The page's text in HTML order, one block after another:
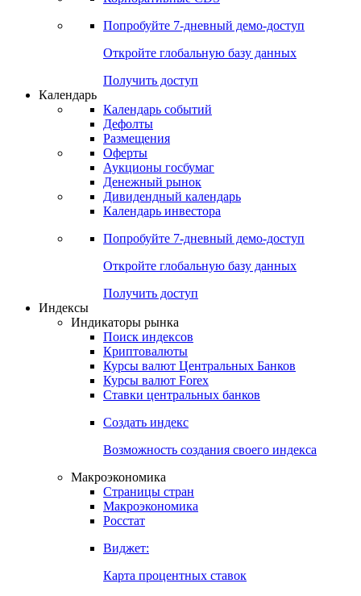
Попробуйте 7-дневный демо-доступ
Откройте глобальную базу данных
Получить доступ
Календарь
Календарь событий
Дефолты
Размещения
Оферты
Аукционы госбумаг
Денежный рынок
Дивидендный календарь
Календарь инвестора
Попробуйте 7-дневный демо-доступ
Откройте глобальную базу данных
Получить доступ
Индексы
Индикаторы рынка
Поиск индексов
Криптовалюты
Курсы валют Центральных Банков
Курсы валют Forex
Ставки центральных банков
Создать индекс
Возможность создания своего индекса
Макроэкономика
Страницы стран
Макроэкономика
Росстат
Виджет:
Карта процентных ставок